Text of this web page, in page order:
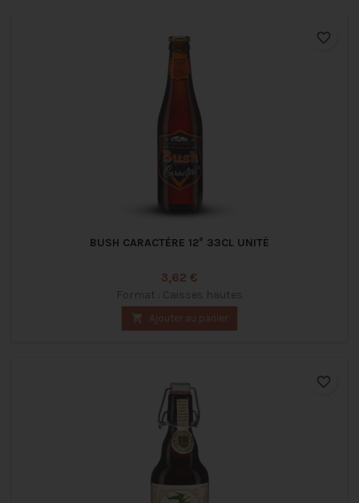
BUSH CARACTÈRE 12° 33CL UNITÉ
Prix
3,62 €
Format : Caisses hautes
 Ajouter au panier
favorite_border
favorite_border